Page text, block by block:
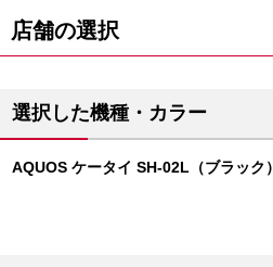
店舗の選択
選択した機種・カラー
AQUOS ケータイ SH-02L（ブラック）